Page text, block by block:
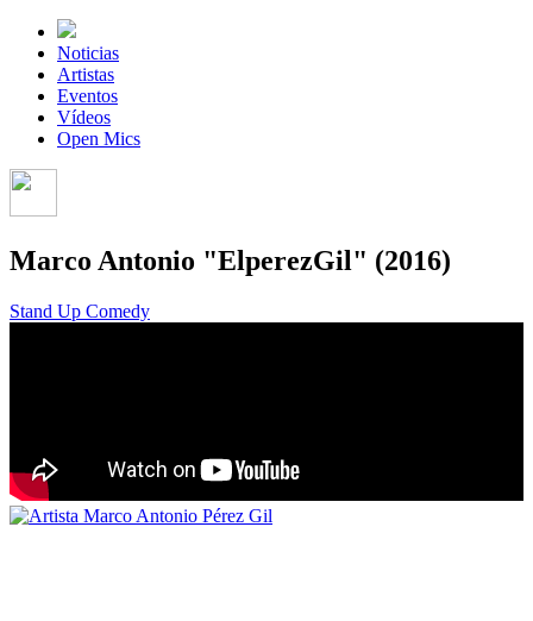
Noticias
Artistas
Eventos
Vídeos
Open Mics
Marco Antonio "ElperezGil" (2016)
Stand Up Comedy